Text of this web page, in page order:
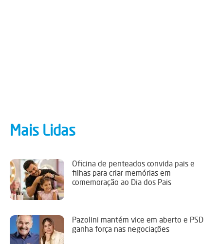
Mais Lidas
Oficina de penteados convida pais e
filhas para criar memórias em
comemoração ao Dia dos Pais
Pazolini mantém vice em aberto e PSD
ganha força nas negociações